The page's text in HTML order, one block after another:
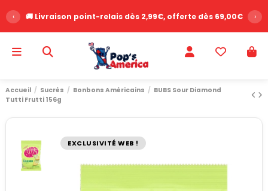
‹ 🚚 Livraison point-relais dès 2,99€, offerte dès 69,00€ ›
Accueil Sucrés Bonbons Américains
BUBS Sour Diamond
Tutti Frutti 156g
EXCLUSIVITÉ WEB !